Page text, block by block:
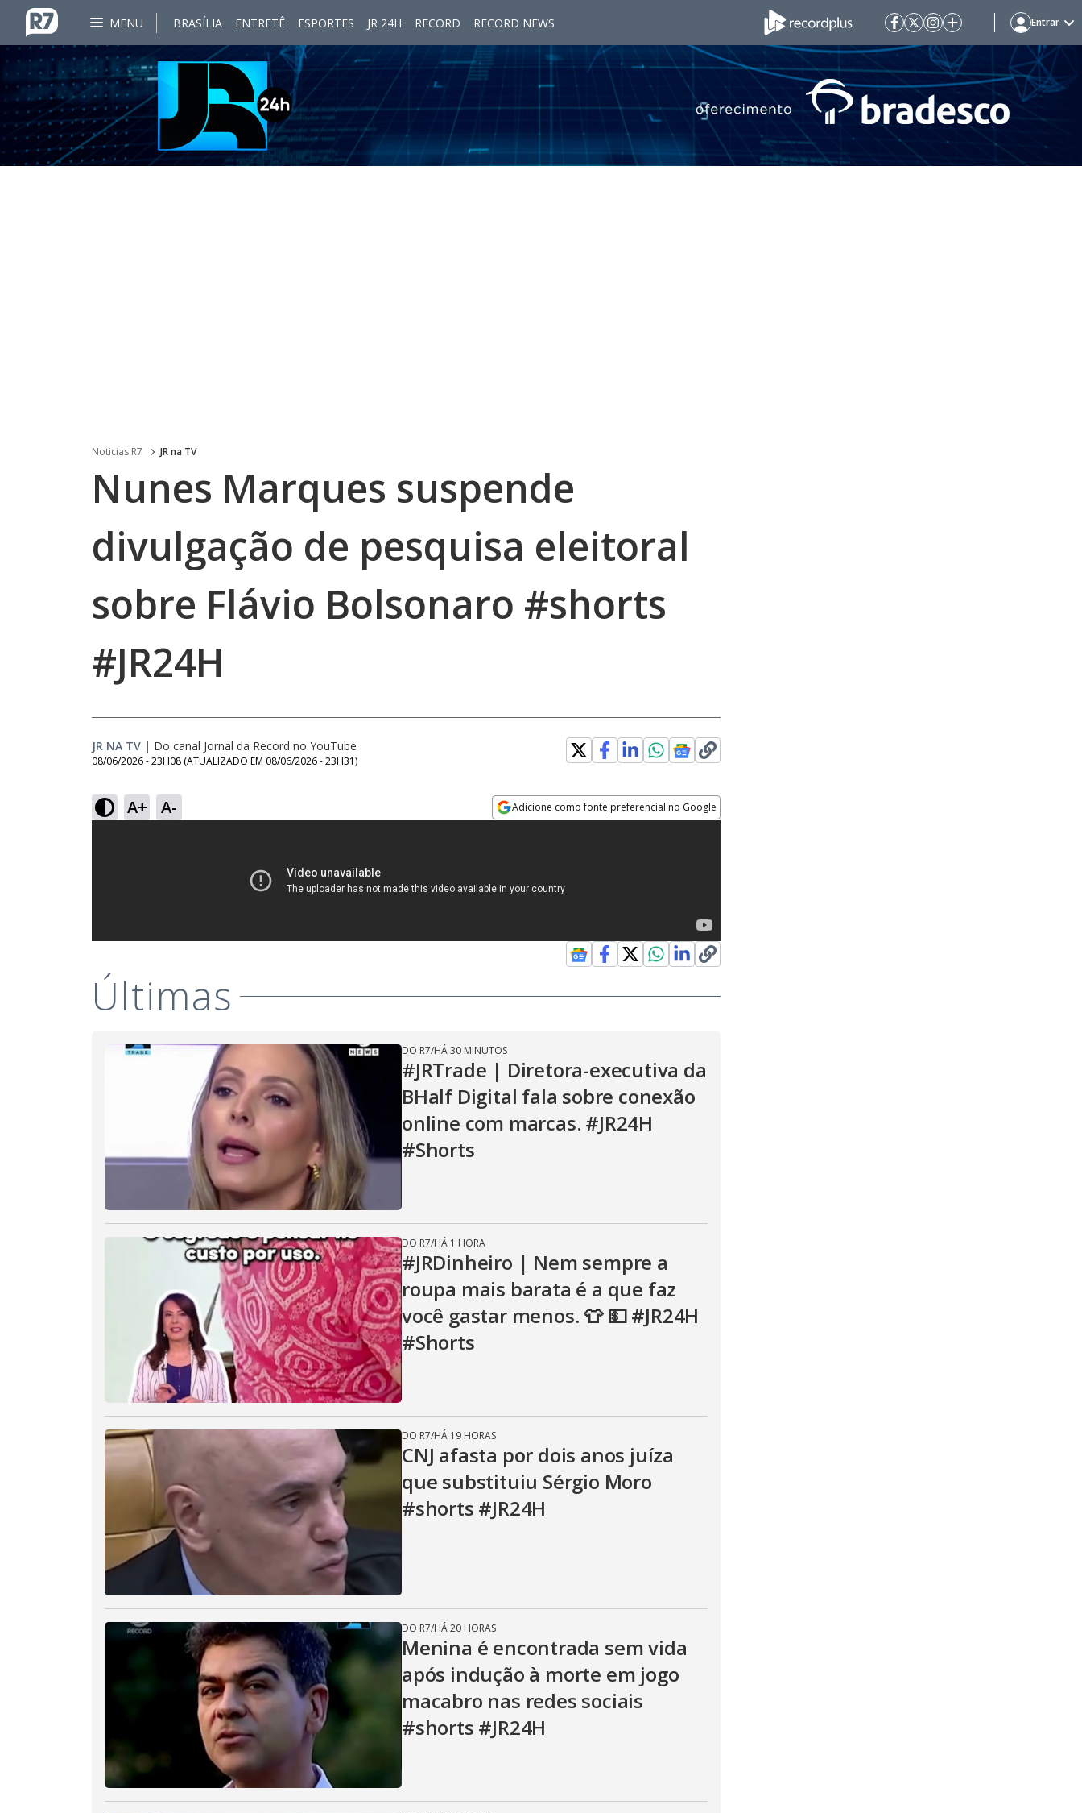
MENU BRASÍLIA ENTRETÊ ESPORTES JR 24H RECORD RECORD NEWS Entrar
Noticias R7 JR na TV
Nunes Marques suspende
divulgação de pesquisa eleitoral
sobre Flávio Bolsonaro #shorts
#JR24H
JR NA TV | Do canal Jornal da Record no YouTube
08/06/2026 - 23H08 (ATUALIZADO EM 08/06/2026 - 23H31)
A+ A- Adicione como fonte preferencial no Google
Últimas
DO R7/HÁ 30 MINUTOS
#JRTrade | Diretora-executiva da
BHalf Digital fala sobre conexão
online com marcas. #JR24H
#Shorts
DO R7/HÁ 1 HORA
#JRDinheiro | Nem sempre a
roupa mais barata é a que faz
você gastar menos. 👕 💵 #JR24H
#Shorts
DO R7/HÁ 19 HORAS
CNJ afasta por dois anos juíza
que substituiu Sérgio Moro
#shorts #JR24H
DO R7/HÁ 20 HORAS
Menina é encontrada sem vida
após ​indução à morte em jogo
macabro nas redes sociais
#shorts #JR24H